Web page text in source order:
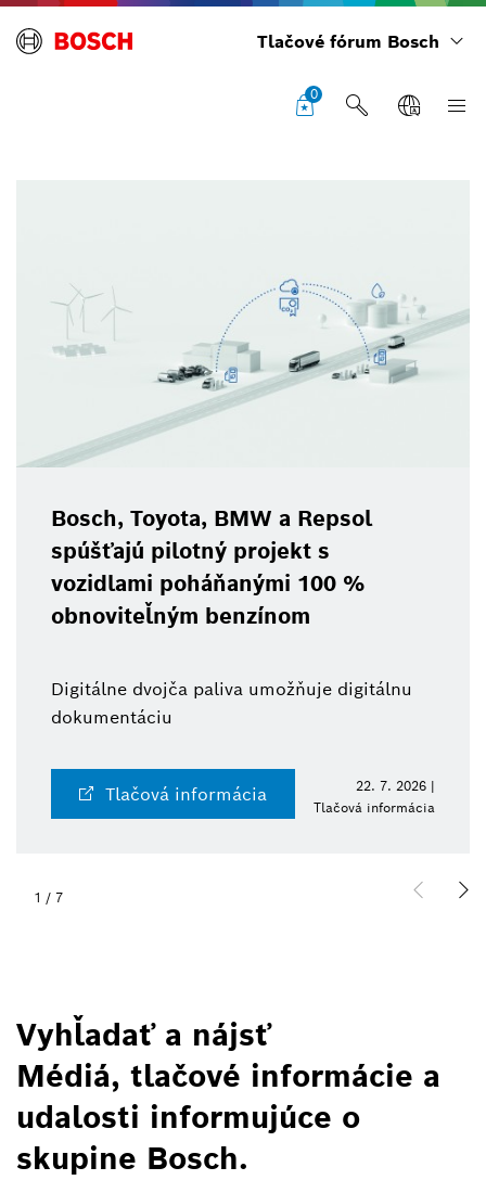
Tlačové fórum Bosch
0
Bosch, Toyota, BMW a Repsol
spúšťajú pilotný projekt s
vozidlami poháňanými 100 %
obnoviteľným benzínom
Digitálne dvojča paliva umožňuje digitálnu
dokumentáciu
Tlačová informácia
22. 7. 2026 |
Tlačová informácia
1 / 7
Vyhľadať a nájsť
Médiá, tlačové informácie a
udalosti informujúce o
skupine Bosch.